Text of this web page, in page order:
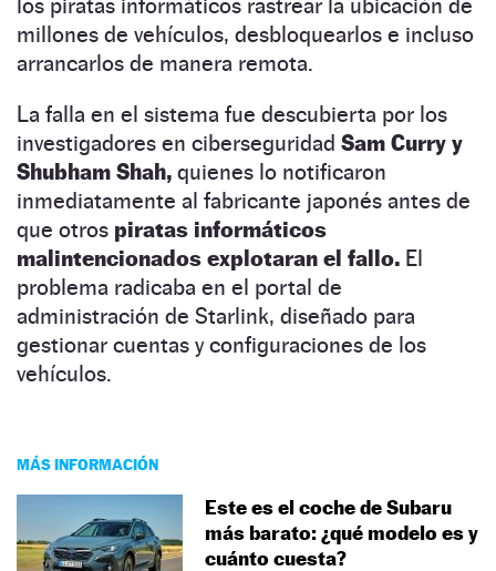
los piratas informáticos rastrear la ubicación de
millones de vehículos, desbloquearlos e incluso
arrancarlos de manera remota.
La falla en el sistema fue descubierta por los
investigadores en ciberseguridad Sam Curry y
Shubham Shah, quienes lo notificaron
inmediatamente al fabricante japonés antes de
que otros piratas informáticos
malintencionados explotaran el fallo. El
problema radicaba en el portal de
administración de Starlink, diseñado para
gestionar cuentas y configuraciones de los
vehículos.
MÁS INFORMACIÓN
Este es el coche de Subaru
más barato: ¿qué modelo es y
cuánto cuesta?